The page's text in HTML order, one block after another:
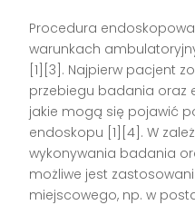
Procedura
warunkach
[1][3]. Najpierw pacjent
przebiegu badania oraz
jakie mogą się pojawić
endoskopu [1][4]. W
wykonywania badania
możliwe jest
miejscowego, np. w